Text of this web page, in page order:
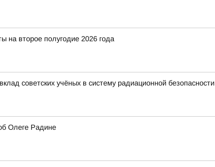
на второе полугодие 2026 года
советских учёных в систему радиационной безопасности
Олеге Радине